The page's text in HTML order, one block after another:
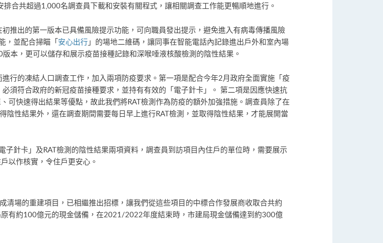
合共超過1,000名調查員下載和安裝有關程式，讓相關調查工作能更暢順地進行。
推出的第一版本已具備風險提示功能，可向職員發出提示，避免進入有病毒傳播風險
，並配合掃瞄「安心出行 」的場地二維碼，讓同事在智能電話內記錄進出戶外和室內場
本，更可以儲存和展示疫苗接種記錄和深喉唾液核酸檢測的陰性結果。
行的凍結人口調查工作，加入兩項防疫要求。第一項是配合今年2月政府全面實施「疫
須符合政府的新冠疫苗接種要求，並持有有效的「電子針卡」。 第二項是因應快速抗
可快速得出結果等優點，故此我們將RAT檢測作為防疫的額外加強措施。調查員除了在
性結果外，還在調查期間需要每日早上進行RAT檢測，並取得陰性結果，才能展開當
針卡」及RAT檢測的陰性結果兩項資料，調查員到訪項目內住戶的單位時，需要展示
以作核實，令住戶更安心。
清場的重建項目，已相繼推出招標，讓我們從這些項目的中標合作發展商收取合共約
有約100億元的現金儲備，在2021/2022年度結束時，市建局現金儲備達到約300億